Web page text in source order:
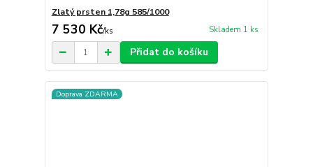
Zlatý prsten 1,78g 585/1000
7 530 Kč/ks Skladem 1 ks
Přidat do košíku
Doprava ZDARMA